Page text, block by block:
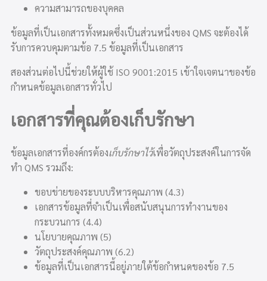
ความสามารถของบุคคล
ข้อมูลที่เป็นเอกสารทั้งหมดซึ่งเป็นส่วนหนึ่งของ QMS จะต้องได้
รับการควบคุมตามข้อ 7.5 ข้อมูลที่เป็นเอกสาร
สองส่วนต่อไปนี้ช่วยให้ผู้ใช้ ISO 9001:2015 เข้าใจเจตนาของข้อ
กำหนดข้อมูลเอกสารทั่วไป
เอกสารที่คุณต้องเก็บรักษา
ข้อมูลเอกสารที่องค์กรต้องเก็บรักษาไว้เพื่อวัตถุประสงค์ในการจัด
ทำ QMS รวมถึง:
ขอบข่ายของระบบบริหารคุณภาพ (4.3)
เอกสารข้อมูลที่จำเป็นเพื่อสนับสนุนการทำงานของ
กระบวนการ (4.4)
นโยบายคุณภาพ (5)
วัตถุประสงค์คุณภาพ (6.2)
ข้อมูลที่เป็นเอกสารนี้อยู่ภายใต้ข้อกำหนดของข้อ 7.5